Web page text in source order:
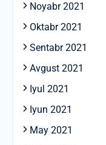
Noyabr 2021
Oktabr 2021
Sentabr 2021
Avgust 2021
Iyul 2021
Iyun 2021
May 2021